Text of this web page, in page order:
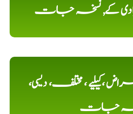
و بادی کے, نسخہ جات
،کیلیے ، مختلف، دیسی،
جات